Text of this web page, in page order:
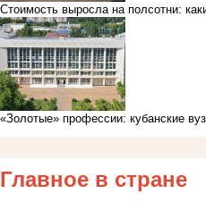
Стоимость выросла на полсотни:
«Золотые» профессии: кубанские
Главное в стране